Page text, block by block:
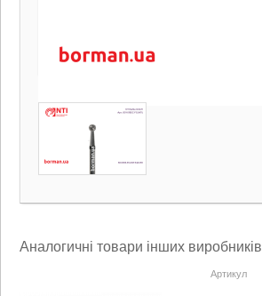
Аналогичні товари інших виробників
Артикул